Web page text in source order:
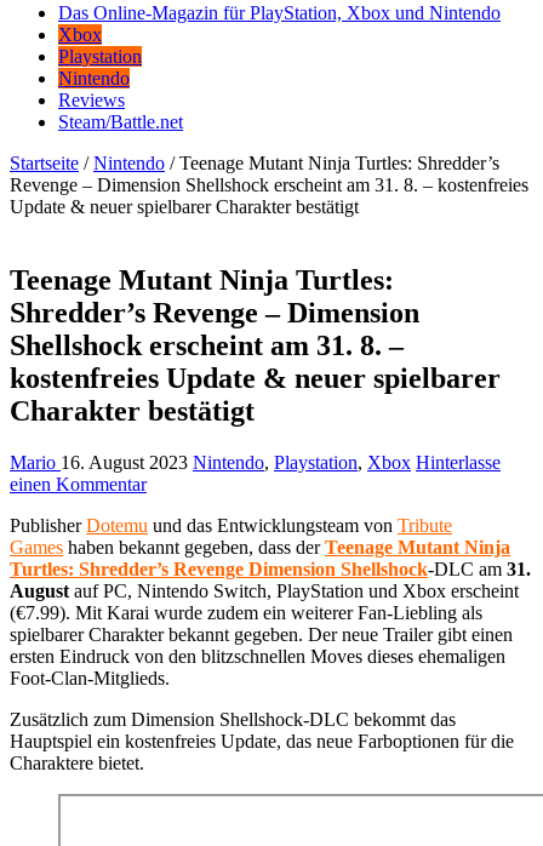
Das Online-Magazin für PlayStation, Xbox und Nintendo
Xbox
Playstation
Nintendo
Reviews
Steam/Battle.net
Startseite / Nintendo / Teenage Mutant Ninja Turtles: Shredder’s
Revenge – Dimension Shellshock erscheint am 31. 8. – kostenfreies
Update & neuer spielbarer Charakter bestätigt
Teenage Mutant Ninja Turtles:
Shredder’s Revenge – Dimension
Shellshock erscheint am 31. 8. –
kostenfreies Update & neuer spielbarer
Charakter bestätigt
Mario 16. August 2023 Nintendo, Playstation, Xbox Hinterlasse
einen Kommentar
PublisherDotemu und das Entwicklungsteam von Tribute
Games haben bekannt gegeben, dass derTeenage Mutant Ninja
Turtles: Shredder’s Revenge Dimension Shellshock-DLC am 31.
August auf PC, Nintendo Switch, PlayStation und Xbox erscheint
(€7.99). Mit Karai wurde zudem ein weiterer Fan-Liebling als
spielbarer Charakter bekannt gegeben. Der neue Trailer gibt einen
ersten Eindruck von den blitzschnellen Moves dieses ehemaligen
Foot-Clan-Mitglieds.
Zusätzlich zum Dimension Shellshock-DLC bekommt das
Hauptspiel ein kostenfreies Update, das neue Farboptionen für die
Charaktere bietet.